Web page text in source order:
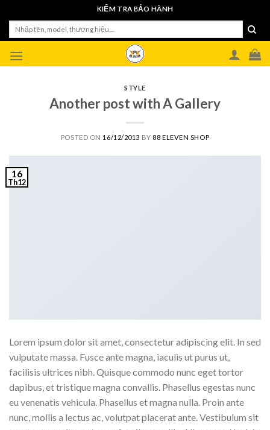
content
KIỂM TRA BẢO HÀNH
STYLE
Another post with A Gallery
POSTED ON 16/12/2013 BY 88 ELEVEN SHOP
16
Th12
Lorem ipsum dolor sit amet, consectetur adipiscing elit. In sed
vulputate massa. Fusce ante magna, iaculis ut purus ut,
facilisis ultrices nibh. Quisque commodo nunc eget tortor
dapibus, et tristique magna convallis. Phasellus egestas nunc
eu venenatis vehicula. Phasellus et magna nulla. Proin ante
nunc, mollis a lectus ac, volutpat placerat ante. Vestibulum sit